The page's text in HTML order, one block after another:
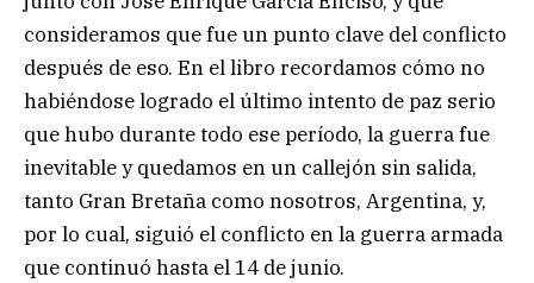
consideramos que fue un punto clave del conflicto
después de eso. En el libro recordamos cómo no
habiéndose logrado el último intento de paz serio
que hubo durante todo ese período, la guerra fue
inevitable y quedamos en un callejón sin salida,
tanto Gran Bretaña como nosotros, Argentina, y,
por lo cual, siguió el conflicto en la guerra armada
que continuó hasta el 14 de junio.